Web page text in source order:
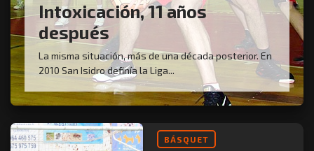
Intoxicación, 11 años
después
La misma situación, más de una década posterior. En
2010 San Isidro definía la Liga...
BÁSQUET